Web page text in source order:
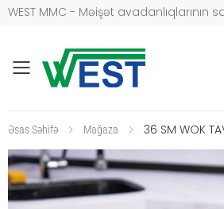
WEST MMC - Məişət avadanlıqlarının
Mob naviqasiya
Əsas Səhifə Mağaza 36 SM WOK